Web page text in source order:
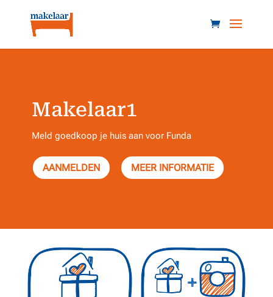
Makelaar1
Meld goedkoop je huis aan voor Funda
AANMELDEN MEER INFORMATIE